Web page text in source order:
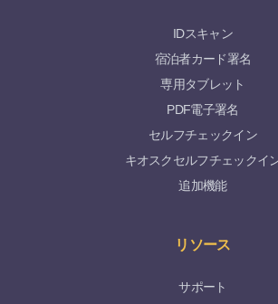
IDスキャン
宿泊者カード署名
専用タブレット
PDF電子署名
セルフチェックイン
キオスクセルフチェックイ
追加機能
リソース
サポート